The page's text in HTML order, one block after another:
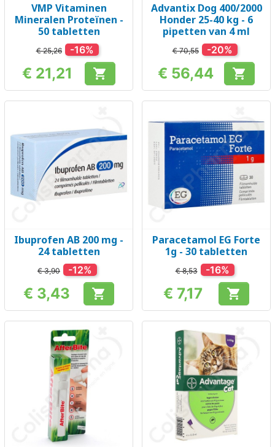
VMP Vitaminen
Mineralen Proteïnen -
50 tabletten
€ 25,26 -16%
Prijs
€ 21,21 
Advantix Dog 400/2000
Honder 25-40 kg - 6
pipetten van 4 ml
€ 70,55 -20%
Prijs
€ 56,44 
Ibuprofen AB 200 mg -
24 tabletten
€ 3,90 -12%
Prijs
€ 3,43 
Paracetamol EG Forte
1g - 30 tabletten
€ 8,53 -16%
Prijs
€ 7,17 